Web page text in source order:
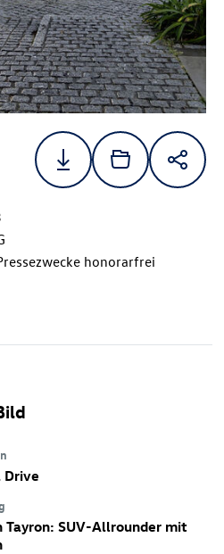
honorarfrei
Drive
Tayron: SUV-Allrounder mit